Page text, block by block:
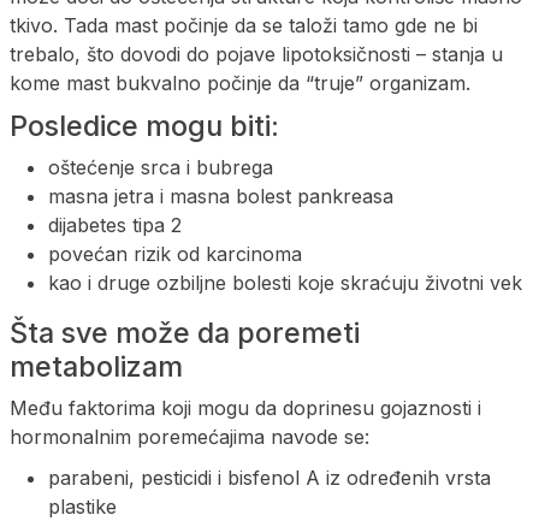
tkivo. Tada mast počinje da se taloži tamo gde ne bi
trebalo, što dovodi do pojave lipotoksičnosti – stanja u
kome mast bukvalno počinje da “truje” organizam.
Posledice mogu biti:
oštećenje srca i bubrega
masna jetra i masna bolest pankreasa
dijabetes tipa 2
povećan rizik od karcinoma
kao i druge ozbiljne bolesti koje skraćuju životni vek
Šta sve može da poremeti
metabolizam
Među faktorima koji mogu da doprinesu gojaznosti i
hormonalnim poremećajima navode se:
parabeni, pesticidi i bisfenol A iz određenih vrsta
plastike